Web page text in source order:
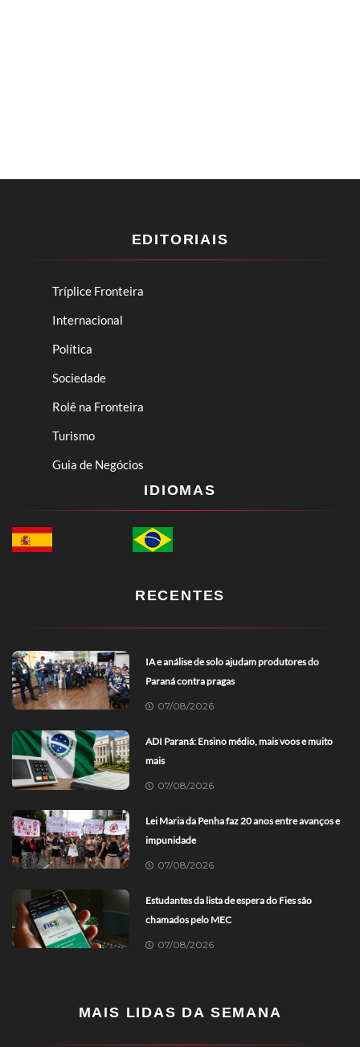
EDITORIAIS
Tríplice Fronteira
Internacional
Política
Sociedade
Rolê na Fronteira
Turismo
Guia de Negócios
IDIOMAS
RECENTES
IA e análise de solo ajudam produtores do
Paraná contra pragas
07/08/2026
ADI Paraná: Ensino médio, mais voos e muito
mais
07/08/2026
Lei Maria da Penha faz 20 anos entre avanços e
impunidade
07/08/2026
Estudantes da lista de espera do Fies são
chamados pelo MEC
07/08/2026
MAIS LIDAS DA SEMANA